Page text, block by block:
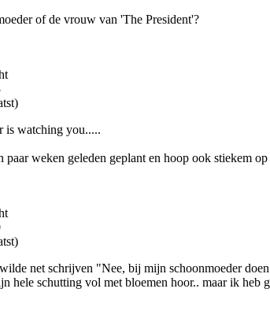
of de vrouw van 'The President'?
is watching you.....
paar weken geleden geplant en hoop ook stiekem op
net schrijven "Nee, bij mijn schoonmoeder
hele schutting vol met bloemen hoor.. maar ik heb